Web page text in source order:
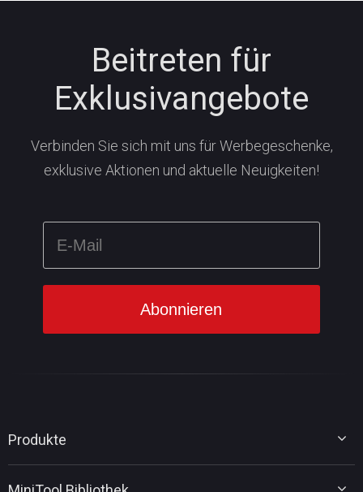
Beitreten für
Exklusivangebote
Verbinden Sie sich mit uns für Werbegeschenke,
exklusive Aktionen und aktuelle Neuigkeiten!
Produkte